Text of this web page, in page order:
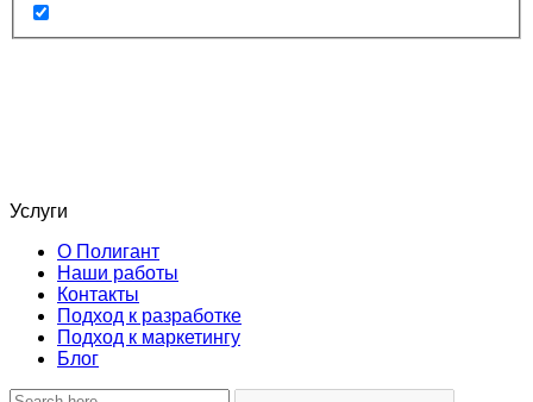
Услуги
О Полигант
Наши работы
Контакты
Подход к разработке
Подход к маркетингу
Блог